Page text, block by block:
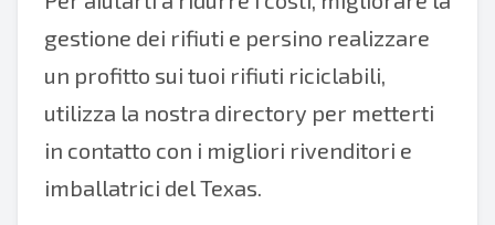
gestione dei rifiuti e persino realizzare
un profitto sui tuoi rifiuti riciclabili,
utilizza la nostra directory per metterti
in contatto con i migliori rivenditori e
imballatrici del Texas.